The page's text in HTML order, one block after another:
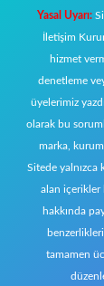
Yasal Uyarı:
İletişim
hizmet
denetleme
üyelerimiz
olarak bu
marka, kurum
Sitede yalnızca
alan içerikler
hakkında
tamamen